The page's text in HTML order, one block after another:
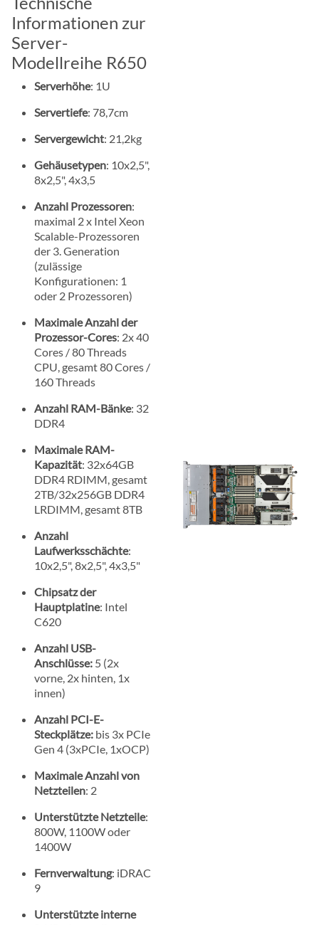
Informationen zur
Server-
Modellreihe R650
Serverhöhe: 1U
Servertiefe: 78,7cm
Servergewicht: 21,2kg
Gehäusetypen: 10x2,5",
8x2,5", 4x3,5
Anzahl Prozessoren:
maximal 2 x Intel Xeon
Scalable-Prozessoren
der 3. Generation
(zulässige
Konfigurationen: 1
oder 2 Prozessoren)
Maximale Anzahl der
Prozessor-Cores: 2x 40
Cores / 80 Threads
CPU, gesamt 80 Cores /
160 Threads
Anzahl RAM-Bänke: 32
DDR4
Maximale RAM-
Kapazität: 32x64GB
DDR4 RDIMM, gesamt
2TB/32x256GB DDR4
LRDIMM, gesamt 8TB
Anzahl
Laufwerksschächte:
10x2,5", 8x2,5", 4x3,5"
Chipsatz der
Hauptplatine: Intel
C620
Anzahl USB-
Anschlüsse: 5 (2x
vorne, 2x hinten, 1x
innen)
Anzahl PCI-E-
Steckplätze: bis 3x PCIe
Gen 4 (3xPCIe, 1xOCP)
Maximale Anzahl von
Netzteilen: 2
Unterstützte Netzteile:
800W, 1100W oder
1400W
Fernverwaltung: iDRAC
9
Unterstützte interne